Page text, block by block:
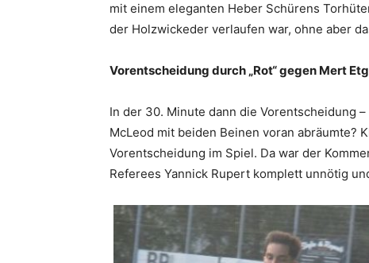
mit einem eleganten Heber Schürens
der Holzwickeder verlaufen war, ohne aber
Vorentscheidung durch „Rot“ gegen Mert
In der 30. Minute dann die Vorentscheidung
McLeod mit beiden Beinen voran abräumte?
Vorentscheidung im Spiel. Da war der
Referees Yannick Rupert komplett unnötig